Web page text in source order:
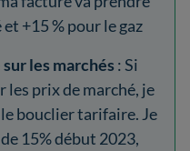
+15 % pour le gaz
les marchés : Si
les prix de marché, je
bouclier tarifaire. Je
15% début 2023,